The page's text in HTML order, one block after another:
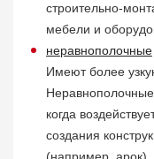
строительно-
мебели и
неравнополочные
Имеют более
Неравнополочные
когда
создания